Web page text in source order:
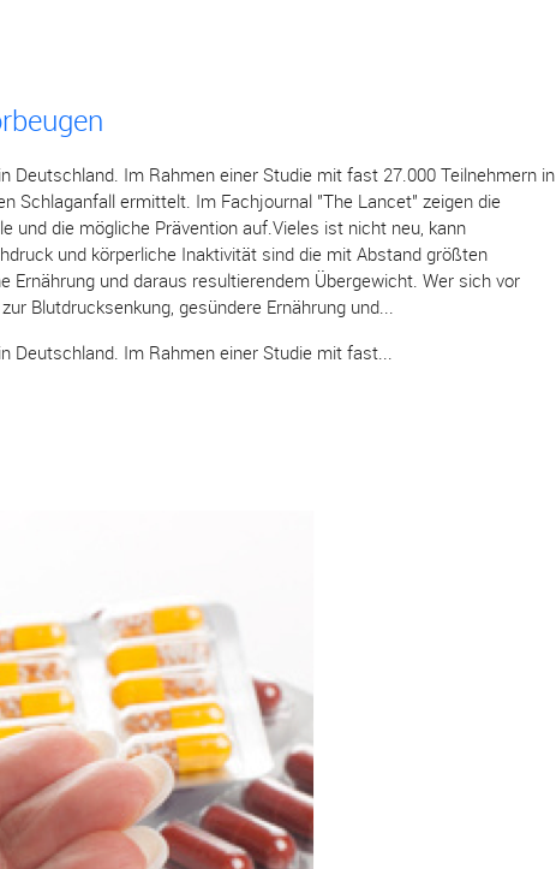
Deutschland. Im Rahmen einer Studie mit fast 27.000 Teilnehmern in
Schlaganfall ermittelt. Im Fachjournal "The Lancet" zeigen die
und die mögliche Prävention auf.Vieles ist nicht neu, kann
und körperliche Inaktivität sind die mit Abstand größten
und daraus resultierendem Übergewicht. Wer sich vor
Blutdrucksenkung, gesündere Ernährung und...
Deutschland. Im Rahmen einer Studie mit fast...